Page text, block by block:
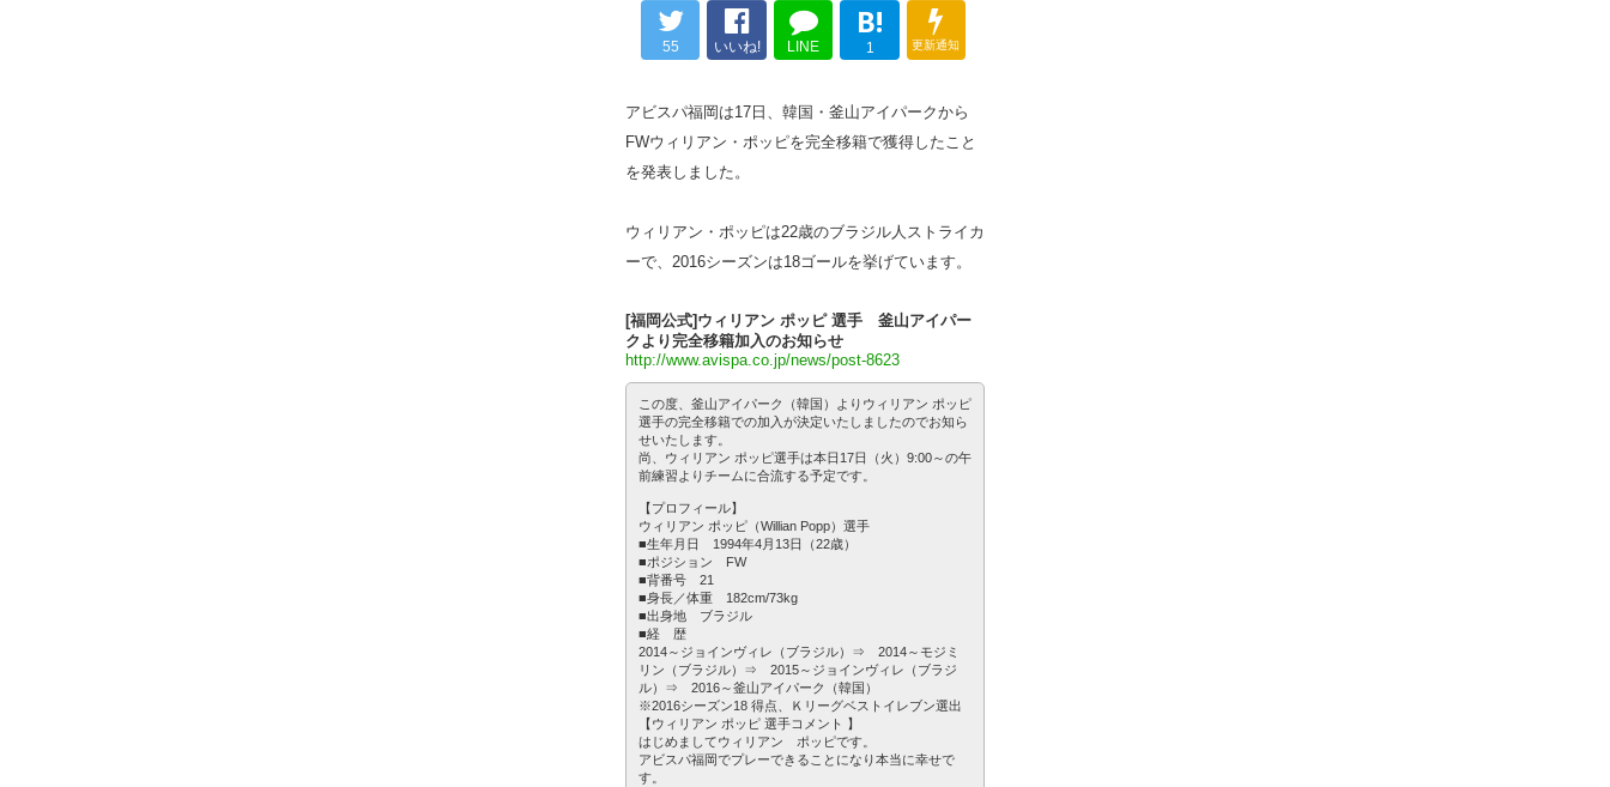
55 いいね! LINE
B!
1 更新通知
アビスパ福岡は17日、韓国・釜山アイパークから
FWウィリアン・ポッピを完全移籍で獲得したこと
を発表しました。
ウィリアン・ポッピは22歳のブラジル人ストライカ
ーで、2016シーズンは18ゴールを挙げています。
[福岡公式]ウィリアン ポッピ 選手 釜山アイパー
クより完全移籍加入のお知らせ
http://www.avispa.co.jp/news/post-8623
この度、釜山アイパーク（韓国）よりウィリアン ポッピ
選手の完全移籍での加入が決定いたしましたのでお知ら
せいたします。
尚、ウィリアン ポッピ選手は本日17日（火）9:00～の午
前練習よりチームに合流する予定です。
【プロフィール】
ウィリアン ポッピ（Willian Popp）選手
■生年月日 1994年4月13日（22歳）
■ポジション FW
■背番号 21
■身長／体重 182cm/73kg
■出身地 ブラジル
■経 歴
2014～ジョインヴィレ（ブラジル）⇒ 2014～モジミ
リン（ブラジル）⇒ 2015～ジョインヴィレ（ブラジ
ル）⇒ 2016～釜山アイパーク（韓国）
※2016シーズン18 得点、Ｋリーグベストイレブン選出
【ウィリアン ポッピ 選手コメント 】
はじめましてウィリアン ポッピです。
アビスパ福岡でプレーできることになり本当に幸せで
す。